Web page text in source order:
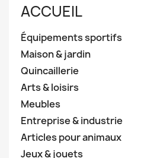
ACCUEIL
Équipements sportifs
Maison & jardin
Quincaillerie
Arts & loisirs
Meubles
Entreprise & industrie
Articles pour animaux
Jeux & jouets